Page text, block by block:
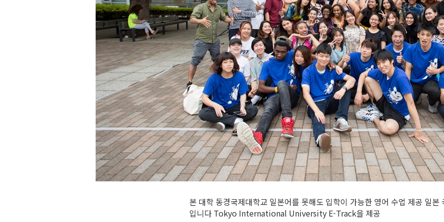
본 대학 동경국제대학교 일본어를 못해도 입학이 가능한 영어 수업 제공 일본
입니다 Tokyo International University E-Track을 제공